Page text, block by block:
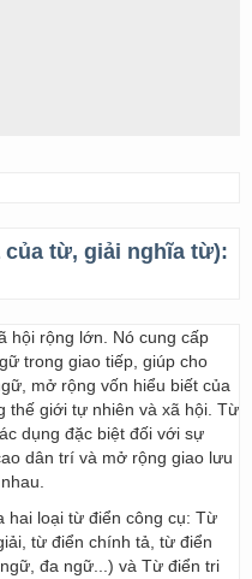
từ, giải nghĩa từ):
hội rộng lớn. Nó cung cấp
trong giao tiếp, giúp cho
mở rộng vốn hiểu biết của
thế giới tự nhiên và xã hội. Từ
dụng đặc biệt đối với sự
dân trí và mở rộng giao lưu
hai loại từ điển công cụ: Từ
từ điển chính tả, từ điển
đa ngữ...) và Từ điển tri